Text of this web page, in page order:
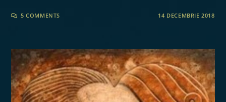
5 COMMENTS 14 DECEMBRIE 2018